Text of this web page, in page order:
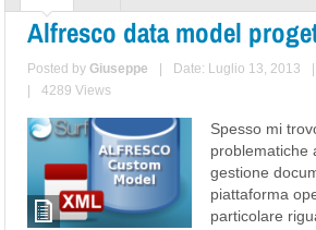
Alfresco data model
Posted byGiuseppe Date: Luglio 13, 2013
4289 Views
Spesso mi
problematiche
gestione
piattaforma
particolare